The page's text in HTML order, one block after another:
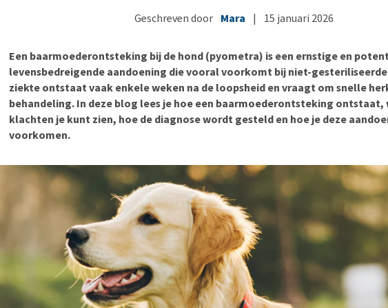
Vegan hondenvoer
Snacks
Bekijk alles
Voer- en drinkbakken
Puppy benodigdheden
Bekijk alles
Puppy apotheek
Bekijk alles
Bekijk alles
Ouderdom en dementie
Bekijk alles
Geschreven door Mara | 15 januari 2026
Een baarmoederontsteking bij de hond (pyometra) is een ernstige en
levensbedreigende aandoening die vooral voorkomt bij niet-
ziekte ontstaat vaak enkele weken na de loopsheid en vraagt om snelle
behandeling. In deze blog lees je hoe een baarmoederontsteking ontstaat,
klachten je kunt zien, hoe de diagnose wordt gesteld en hoe je deze
voorkomen.